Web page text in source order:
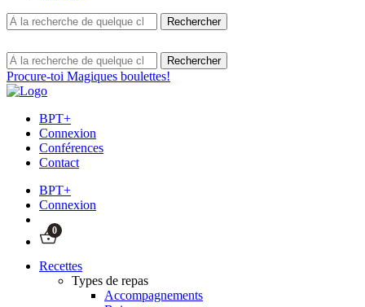
Procure-toi Magiques boulettes!
BPT+
Connexion
Conférences
Contact
BPT+
Connexion
0
Recettes
Types de repas
Accompagnements